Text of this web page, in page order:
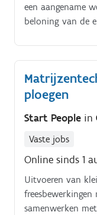
een aangename
beloning van de
voornamelijk aan
warmtepompen,
hydraulica,.
ploegen
Start People in
Vaste jobs
Online sinds 1
Uitvoeren van
samenwerken